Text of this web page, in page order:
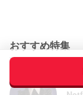
おすすめ特集